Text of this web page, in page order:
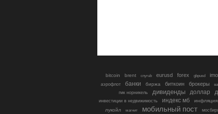
bitcoin brent cnyrub eurusd forex gbpusd
аэрофлот банки биржа биткоин брокеры
гмк норникель
дивиденды доллар
инвестиции в недвижимость индекс мб
инфляция
лукойл
магнит мобильный пост